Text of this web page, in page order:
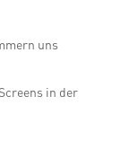
uns
in der